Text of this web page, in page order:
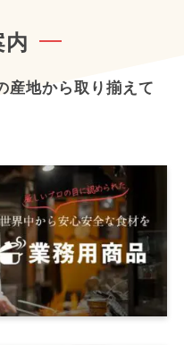
産地から取り揃えて